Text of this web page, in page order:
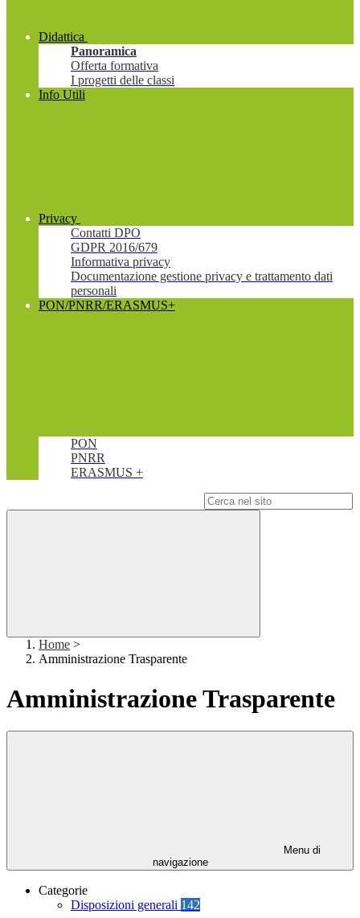
Didattica
Panoramica
Offerta formativa
I progetti delle classi
Info Utili
Privacy
Contatti DPO
GDPR 2016/679
Informativa privacy
Documentazione gestione privacy e trattamento dati
personali
PON/PNRR/ERASMUS+
PON
PNRR
ERASMUS +
Home >
Amministrazione Trasparente
Amministrazione Trasparente
Menu di
navigazione
Categorie
Disposizioni generali 142